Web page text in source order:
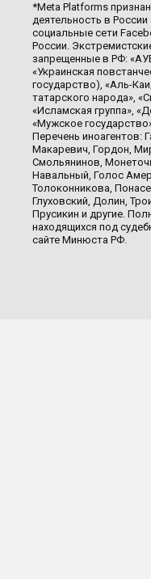
*Meta Platforms
деятельность в
социальные сети
России.
запрещенные в РФ:
«Украинская
государство), «Аль-
татарского народа»,
«Исламская группа»,
«Мужское
Перечень иноагентов:
Макаревич, Гордон,
Смольянинов,
Навальный, Голос
Толоконникова,
Глуховский, Долин,
Прусикин и другие.
находящихся под
сайте Минюста РФ.